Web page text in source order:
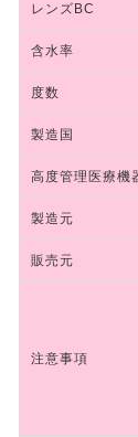
レンズBC
含水率
度数
製造国
高度管理医療機
製造元
販売元
注意事項